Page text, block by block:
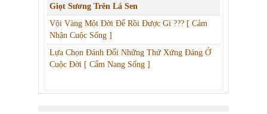
Giọt Sương Trên Lá Sen
Vội Vàng Một Đời Để Rồi Được Gì ??? [ Cảm
Nhận Cuộc Sống ]
Lựa Chọn Đánh Đổi Những Thứ Xứng Đáng Ở
Cuộc Đời [ Cẩm Nang Sống ]